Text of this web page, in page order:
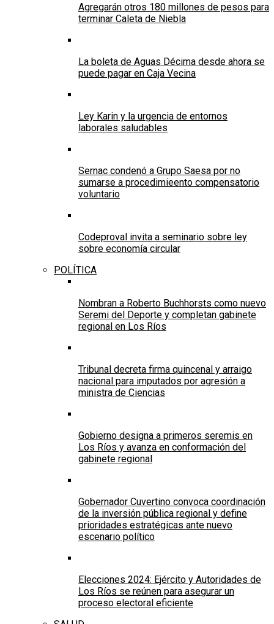
Agregarán otros 180 millones de pesos para
terminar Caleta de Niebla
La boleta de Aguas Décima desde ahora se
puede pagar en Caja Vecina
Ley Karin y la urgencia de entornos
laborales saludables
Sernac condenó a Grupo Saesa por no
sumarse a procedimieento compensatorio
voluntario
Codeproval invita a seminario sobre ley
sobre economía circular
POLÍTICA
Nombran a Roberto Buchhorsts como nuevo
Seremi del Deporte y completan gabinete
regional en Los Ríos
Tribunal decreta firma quincenal y arraigo
nacional para imputados por agresión a
ministra de Ciencias
Gobierno designa a primeros seremis en
Los Ríos y avanza en conformación del
gabinete regional
Gobernador Cuvertino convoca coordinación
de la inversión pública regional y define
prioridades estratégicas ante nuevo
escenario político
Elecciones 2024: Ejército y Autoridades de
Los Ríos se reúnen para asegurar un
proceso electoral eficiente